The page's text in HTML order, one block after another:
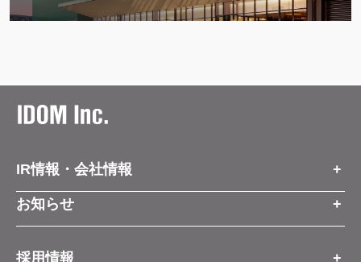
IR情報・会社情報
IR情報トップ
会社情報
お知らせ
お知らせ
採用情報